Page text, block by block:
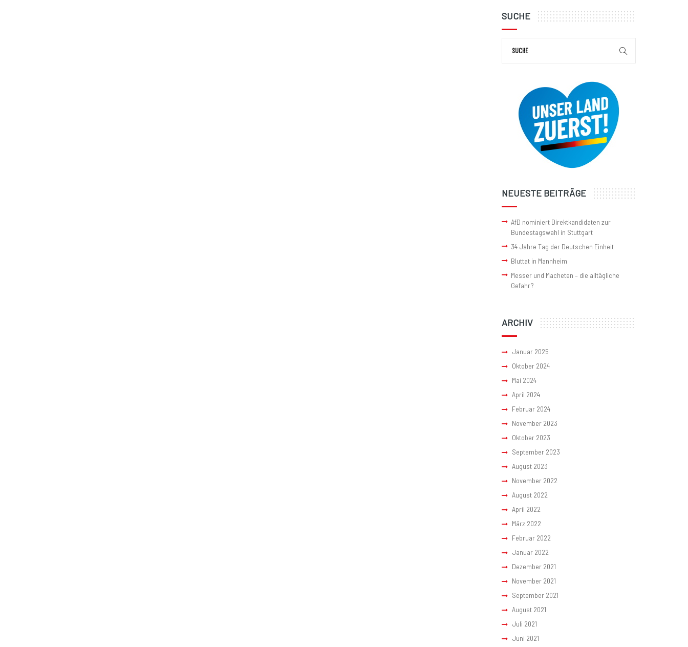
SUCHE
NEUESTE BEITRÄGE
AfD nominiert Direktkandidaten zur
Bundestagswahl in Stuttgart
34 Jahre Tag der Deutschen Einheit
Bluttat in Mannheim
Messer und Macheten – die alltägliche
Gefahr?
ARCHIV
Januar 2025
Oktober 2024
Mai 2024
April 2024
Februar 2024
November 2023
Oktober 2023
September 2023
August 2023
November 2022
August 2022
April 2022
März 2022
Februar 2022
Januar 2022
Dezember 2021
November 2021
September 2021
August 2021
Juli 2021
Juni 2021